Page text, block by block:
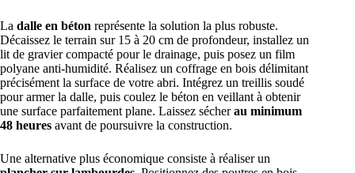
La dalle en béton représente la solution la plus robuste.
Décaissez le terrain sur 15 à 20 cm de profondeur, installez un
lit de gravier compacté pour le drainage, puis posez un film
polyane anti-humidité. Réalisez un coffrage en bois délimitant
précisément la surface de votre abri. Intégrez un treillis soudé
pour armer la dalle, puis coulez le béton en veillant à obtenir
une surface parfaitement plane. Laissez sécherau minimum
48 heures avant de poursuivre la construction.
Une alternative plus économique consiste à réaliser un